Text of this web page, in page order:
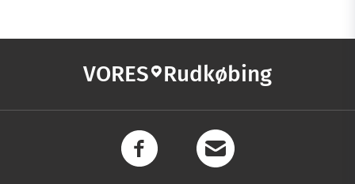
VORES Rudkøbing